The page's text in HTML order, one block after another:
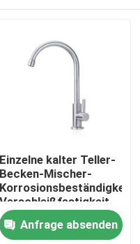
Einzelne kalter Teller-
Becken-Mischer-
Verschleißfestigkeit
des Edelstahl-304
Anfrage absenden